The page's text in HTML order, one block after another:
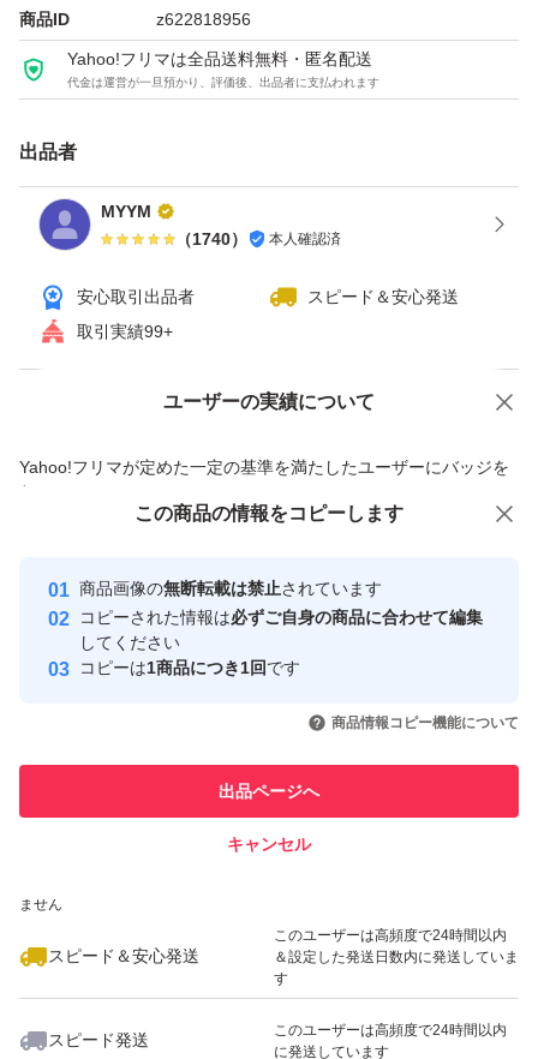
【購入について】
即購入も歓迎致しますが気になる点等ある場合
【必ず】【ご購入手続き前】に質問をされてください。
ご検討宜しくお願い致します(^-^)
商品ID z622818956
Yahoo!フリマは全品送料無料・匿名配送
代金は運営が一旦預かり、評価後、出品者に支払われます
出品者
MYYM
（1740） 本人確認済
安心取引出品者
スピード＆安心発送
取引実績99+
ユーザーの実績について
Yahoo!フリマが定めた一定の基準を満たしたユーザーにバッジを
付与しています
安心取引出品者
心・安全なユーザーです
取引実績
引を完了させた実績があります
での取引実績があります
ません
スピード＆安心発送
このユーザーは高頻度で24時間以内
＆設定した発送日数内に発送していま
す
スピード発送
このユーザーは高頻度で24時間以内
に発送しています
価格の相談 商品への質問
この商品の情報をコピーします
商品画像の無断転載は禁止されています
コピーされた情報は必ずご自身の商品に合わせて編集
してください
コピーは1商品につき1回です
商品情報コピー機能について
出品ページへ
キャンセル
この商品をみている人にオススメ